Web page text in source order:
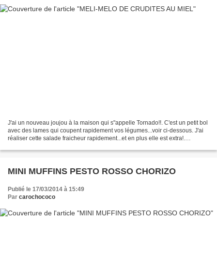
J'ai un nouveau joujou à la maison qui s"appelle Tornado!!. C'est un petit bol
avec des lames qui coupent rapidement vos légumes...voir ci-dessous. J'ai
réaliser cette salade fraicheur rapidement...et en plus elle est extra!.
MINI MUFFINS PESTO ROSSO CHORIZO
Publié le 17/03/2014 à 15:49
Par carochococo